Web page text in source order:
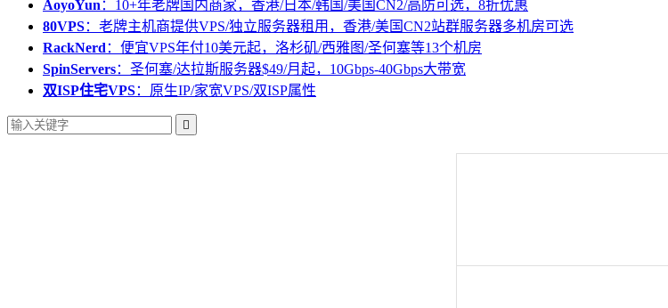
AoyoYun ：10+年老牌国内商家，香港/日本/韩国/美国CN2/高防可选，8折优惠
80VPS：老牌主机商提供VPS/独立服务器租用，香港/美国CN2站群服务器多机房可选
RackNerd ：便宜VPS年付10美元起，洛杉矶/西雅图/圣何塞等13个机房
SpinServers：圣何塞/达拉斯服务器$49/月起，10Gbps-40Gbps大带宽
双ISP住宅VPS：原生IP/家宽VPS/双ISP属性
